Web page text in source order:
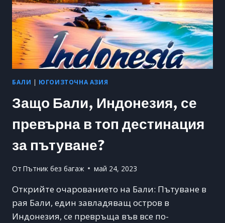
ПЪТЕШЕСТВИЕ
БАЛИ | ЮГОИЗТОЧНА АЗИЯ
Защо Бали, Индонезия, се
превърна в топ дестинация
за пътуване?
От Пътник без багаж май 24, 2023
Открийте очарованието на Бали: Пътуване в
рая Бали, един завладяващ остров в
Индонезия, се превръща във все по-